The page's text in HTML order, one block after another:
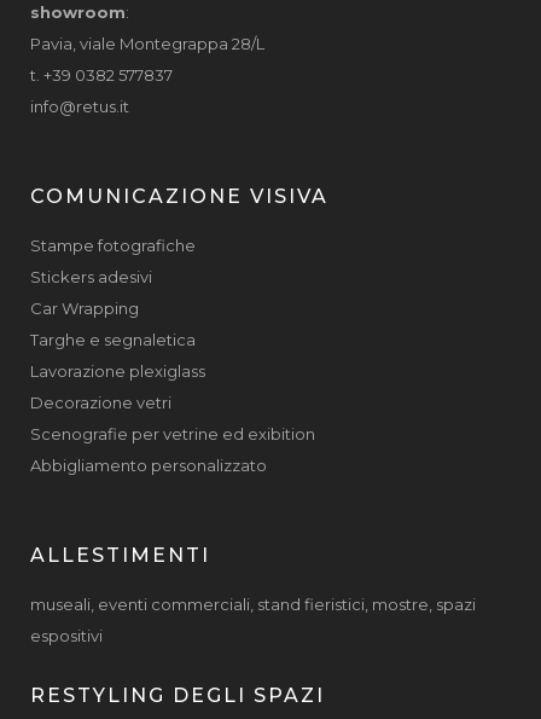
showroom:
Pavia, viale Montegrappa 28/L
t. +39 0382 577837
info@retus.it
COMUNICAZIONE VISIVA
Stampe fotografiche
Stickers adesivi
Car Wrapping
Targhe e segnaletica
Lavorazione plexiglass
Decorazione vetri
Scenografie per vetrine ed exibition
Abbigliamento personalizzato
ALLESTIMENTI
museali, eventi commerciali, stand fieristici, mostre, spazi
espositivi
RESTYLING DEGLI SPAZI